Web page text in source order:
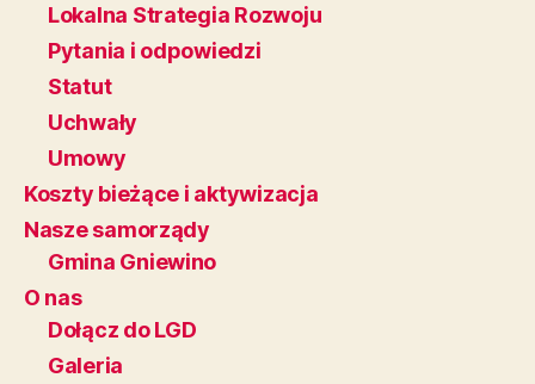
Lokalna Strategia Rozwoju
Pytania i odpowiedzi
Statut
Uchwały
Umowy
Koszty bieżące i aktywizacja
Nasze samorządy
Gmina Gniewino
O nas
Dołącz do LGD
Galeria